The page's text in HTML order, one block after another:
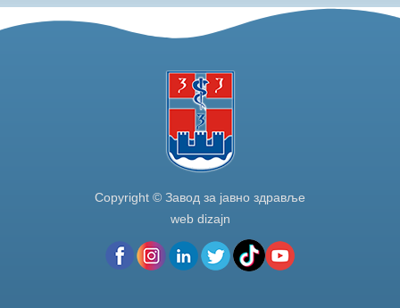
Copyright © Завод за јавно здравље
web dizajn